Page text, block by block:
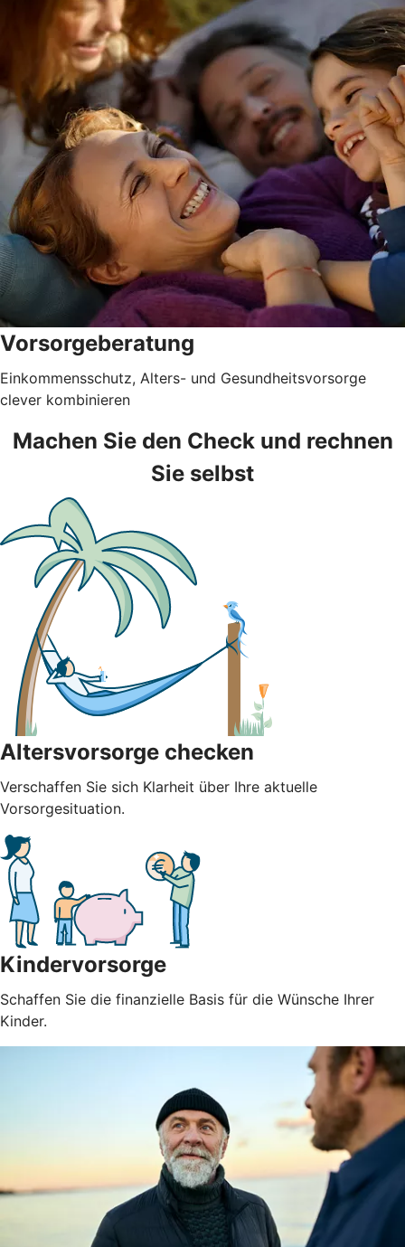
Vorsorgeberatung
Einkommensschutz, Alters- und Gesundheitsvorsorge
clever kombinieren
Machen Sie den Check und rechnen
Sie selbst
Altersvorsorge checken
Verschaffen Sie sich Klarheit über Ihre aktuelle
Vorsorgesituation.
Kindervorsorge
Schaffen Sie die finanzielle Basis für die Wünsche Ihrer
Kinder.